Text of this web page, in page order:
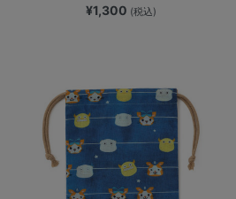
¥1,300 (税込)